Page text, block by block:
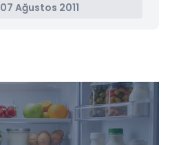
07 Ağustos 2011